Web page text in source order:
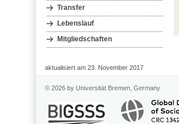
Transfer
Lebenslauf
Mitgliedschaften
aktualisiert am 23. November 2017
© 2026 by Universität Bremen, Germany